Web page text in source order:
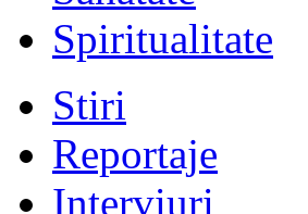
Spiritualitate
Stiri
Reportaje
Interviuri